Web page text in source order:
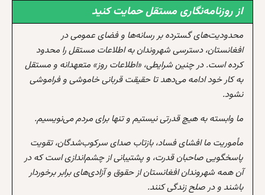
از روزنامه‌نگاری مستقل حمایت کنید
محدودیت‌های گسترده بر رسانه‌ها و فضای عمومی در
افغانستان، دسترسی شهروندان به اطلاعات مستقل را محدود
کرده است. در چنین شرایطی، «اطلاعات روز» متعهدانه و مستقل
به کار خود ادامه می‌دهد تا حقیقت قربانی خاموشی و فراموشی
نشود.
ما وابسته به هیچ قدرتی نیستیم و تنها برای مردم می‌نویسیم.
مأموریت ما افشای فساد، بازتاب صدای سرکوب‌شدگان، تقویت
پاسخگویی صاحبان قدرت، و پشتیبانی از چشم‌اندازی است که در
آن همه شهروندان افغانستان از حقوق و آزادی‌های برابر برخوردار
باشند و در صلح زندگی کنند.